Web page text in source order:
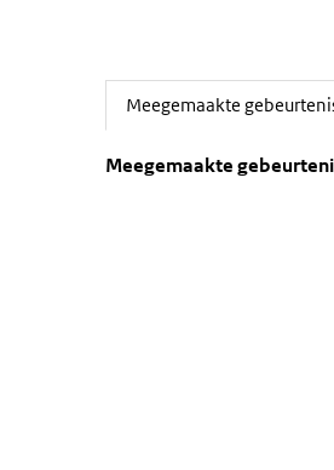
Meegemaakte
Meegemaakte
Sla de grafiek
Meegemaakte
Meegemaakte